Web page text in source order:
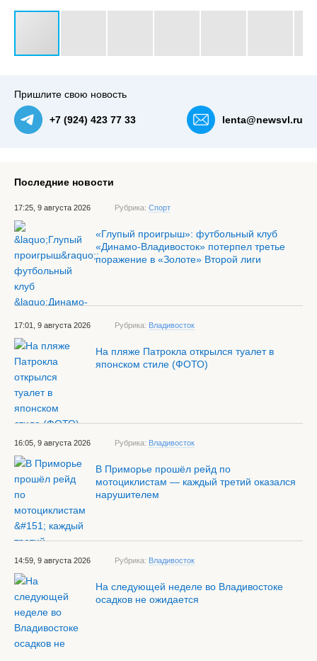
Пришлите свою новость
+7 (924) 423 77 33 lenta@newsvl.ru
Последние новости
17:25, 9 августа 2026 Рубрика: Спорт
«Глупый проигрыш»: футбольный клуб
«Динамо-Владивосток» потерпел третье
поражение в «Золоте» Второй лиги
17:01, 9 августа 2026 Рубрика: Владивосток
На пляже Патрокла открылся туалет в
японском стиле (ФОТО)
16:05, 9 августа 2026 Рубрика: Владивосток
В Приморье прошёл рейд по
мотоциклистам — каждый третий оказался
нарушителем
14:59, 9 августа 2026 Рубрика: Владивосток
На следующей неделе во Владивостоке
осадков не ожидается